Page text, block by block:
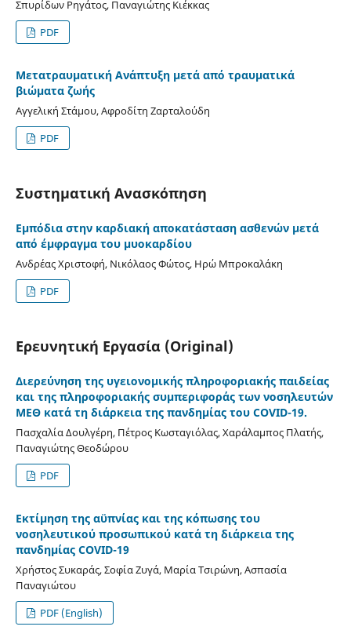
Σπυρίδων Ρηγάτος, Παναγιώτης Κιέκκας
PDF
Μετατραυματική Ανάπτυξη μετά από τραυματικά
βιώματα ζωής
Αγγελική Στάμου, Αφροδίτη Ζαρταλούδη
PDF
Συστηματική Ανασκόπηση
Εμπόδια στην καρδιακή αποκατάσταση ασθενών μετά
από έμφραγμα του μυοκαρδίου
Ανδρέας Χριστοφή, Νικόλαος Φώτος, Ηρώ Μπροκαλάκη
PDF
Ερευνητική Εργασία (Original)
Διερεύνηση της υγειονομικής πληροφοριακής παιδείας
και της πληροφοριακής συμπεριφοράς των νοσηλευτών
ΜΕΘ κατά τη διάρκεια της πανδημίας του COVID-19.
Πασχαλία Δουλγέρη, Πέτρος Κωσταγιόλας, Χαράλαμπος Πλατής,
Παναγιώτης Θεοδώρου
PDF
Εκτίμηση της αϋπνίας και της κόπωσης του
νοσηλευτικού προσωπικού κατά τη διάρκεια της
πανδημίας COVID-19
Χρήστος Συκαράς, Σοφία Ζυγά, Μαρία Τσιρώνη, Ασπασία
Παναγιώτου
PDF (English)